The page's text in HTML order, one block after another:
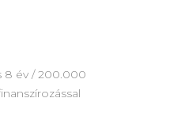
8 év / 200.000